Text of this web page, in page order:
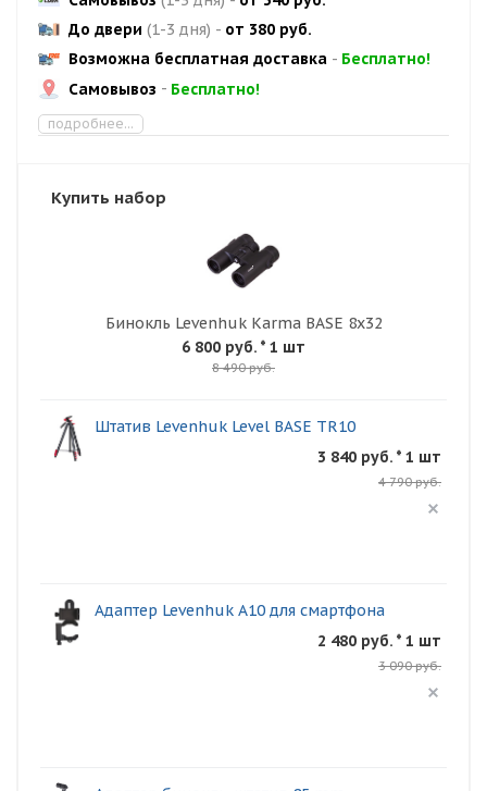
До двери (1-3 дня) - от 380 руб.
Возможна бесплатная доставка - Бесплатно!
Самовывоз - Бесплатно!
подробнее...
Купить набор
Бинокль Levenhuk Karma BASE 8x32
6 800 руб. * 1 шт
8 490 руб.
Штатив Levenhuk Level BASE TR10
3 840 руб. * 1 шт
4 790 руб.
Адаптер Levenhuk A10 для смартфона
2 480 руб. * 1 шт
3 090 руб.